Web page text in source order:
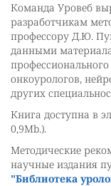
Команда Уровеб
разработчикам
профессору Д.Ю.
данными
онкоурологов,
других
Книга доступна в
0,9Mb.).
Методические
научные издания
"Библиотека